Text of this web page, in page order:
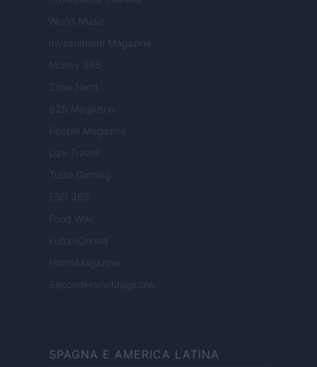
World Music
Investimenti Magazine
Money 365
Zona Nerd
B2B Magazine
People Magazine
Day Travel
Tutto Gaming
ESG 365
Food Wiki
FuturoDonna
HomeMagazine
SecondHomeMagazine
SPAGNA E AMERICA LATINA